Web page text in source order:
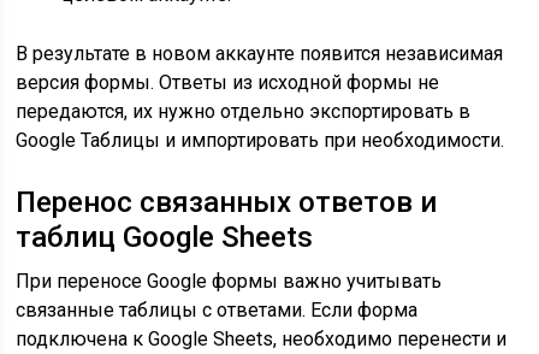
В результате в новом аккаунте появится независимая
версия формы. Ответы из исходной формы не
передаются, их нужно отдельно экспортировать в
Google Таблицы и импортировать при необходимости.
Перенос связанных ответов и
таблиц Google Sheets
При переносе Google формы важно учитывать
связанные таблицы с ответами. Если форма
подключена к Google Sheets, необходимо перенести и